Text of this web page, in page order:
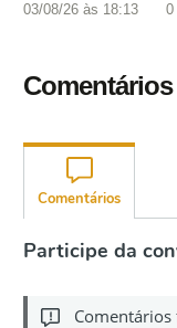
03/08/26 às 18:13 0
Comentários